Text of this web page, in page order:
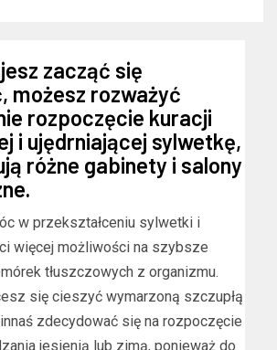
zacząć się
możesz rozważyć
rozpoczęcie kuracji
i ujędrniającej sylwetkę,
różne gabinety i salony
w przekształceniu sylwetki i
więcej możliwości na szybsze
tłuszczowych z organizmu.
się cieszyć wymarzoną szczupłą
zdecydować się na rozpoczęcie
jesienią lub zimą, ponieważ do